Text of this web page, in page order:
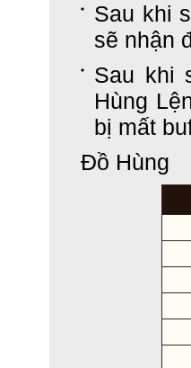
Sau khi
sẽ nhận
Sau khi
Hùng
bị mất
Đồ Hùng